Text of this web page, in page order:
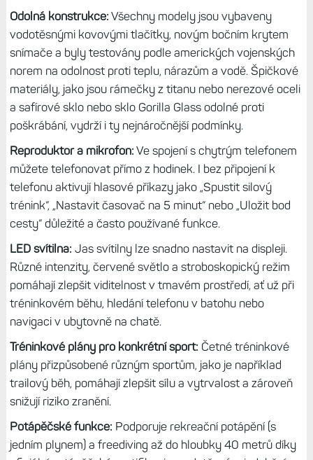
Odolná konstrukce:Všechny modely jsou vybaveny
vodotěsnými kovovými tlačítky, novým bočním krytem
snímače a byly testovány podle amerických vojenských
norem na odolnost proti teplu, nárazům a vodě. Špičkové
materiály, jako jsou rámečky z titanu nebo nerezové oceli
a safírové sklo nebo sklo Gorilla Glass odolné proti
poškrábání, vydrží i ty nejnáročnější podmínky.
Reproduktor a mikrofon:Ve spojení s chytrým telefonem
můžete telefonovat přímo z hodinek. I bez připojení k
telefonu aktivují hlasové příkazy jako „Spustit silový
trénink“, „Nastavit časovač na 5 minut“ nebo „Uložit bod
cesty“ důležité a často používané funkce.
LED svítilna: Jas svítilny lze snadno nastavit na displeji.
Různé intenzity, červené světlo a stroboskopický režim